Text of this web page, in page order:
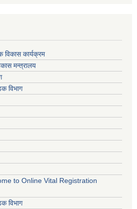
विकास कार्यक्रम
मन्त्रालय
विभाग
to Online Vital Registration
विभाग